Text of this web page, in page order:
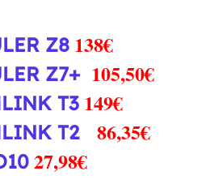
Z8 138€
Z7+ 105,50€
T3 149€
T2 86,35€
27,98€